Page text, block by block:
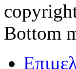
Bottom